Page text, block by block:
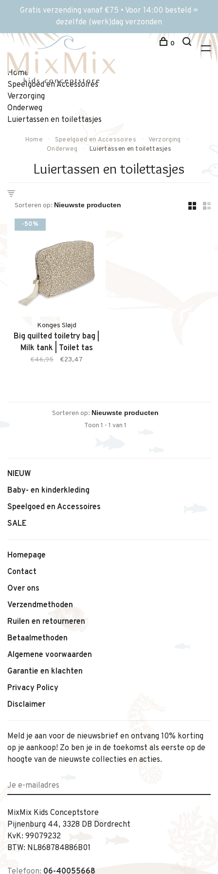
Gratis verzending vanaf €75 • Voor 14:00 besteld =
dezelfde (werk)dag verzonden
0
Home
Speelgoed en Accessoires
Verzorging
Onderweg
Luiertassen en toilettasjes
Home Speelgoed en Accessoires
Verzorging
Onderweg
Luiertassen en toilettasjes
Luiertassen en toilettasjes
Sorteren op:
-50%
Konges Sløjd
Big quilted toiletry bag |
Milk tank | Toilet tas
€46,95 €23,47
Sorteren op:
Toon 1 - 1 van 1
NIEUW
Baby- en kinderkleding
Speelgoed en Accessoires
SALE
Homepage
Contact
Over ons
Verzendmethoden
Ruilen en retourneren
Betaalmethoden
Algemene voorwaarden
Garantie en klachten
Privacy Policy
Disclaimer
Meld je aan voor de nieuwsbrief en ontvang 10% korting
op je aankoop! Zo ben je in de toekomst als eerste op de
hoogte van de nieuwste collecties en acties.
MixMix Kids Conceptstore
Pijnenburg 44, 3328 DB Dordrecht
KvK: 99079232
BTW: NL868784886B01
Telefoon: 06-40055668